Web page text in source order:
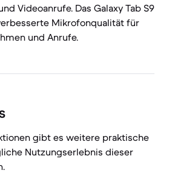
Videoanrufe. Das Galaxy Tab S9
Mikrofonqualität für
und Anrufe.
gibt es weitere praktische
Nutzungserlebnis dieser